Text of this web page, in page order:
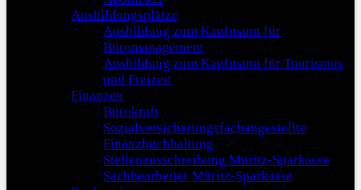
Ausbildungsplätze
Ausbildung zum Kaufmann für
Büromanagement
Ausbildung zum Kaufmann für Tourismus
und Freizeit
Finanzen
Bürokraft
Sozialversicherungsfachangestellte
Finanzbuchhaltung
Stellenausschreibung Müritz-Sparkasse
Sachbearbeiter Müritz-Sparkasse